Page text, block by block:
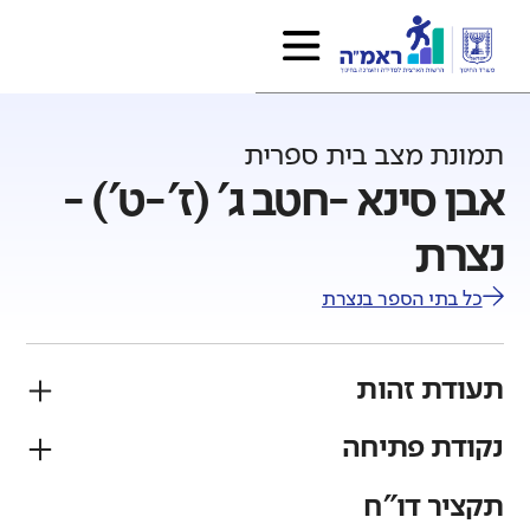
תמונת מצב בית ספרית
אבן סינא -חטב ג' (ז'-ט') -
נצרת
כל בתי הספר בנצרת
תעודת זהות
פיקוח
נקודת פתיחה
תקציר דו"ח